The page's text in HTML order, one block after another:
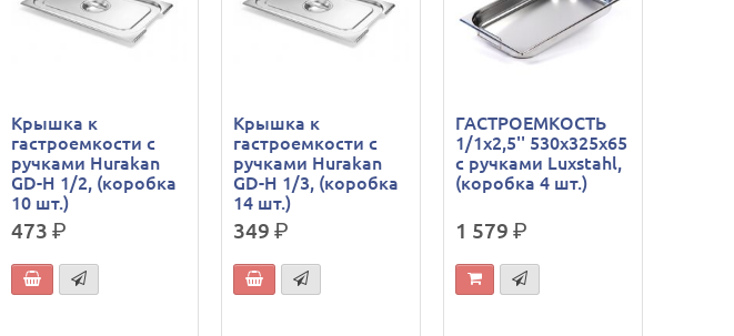
Крышка к
гастроемкости с
ручками Hurakan
GD-H 1/2, (коробка
10 шт.)
473 р.
Крышка к
гастроемкости с
ручками Hurakan
GD-H 1/3, (коробка
14 шт.)
349 р.
ГАСТРОЕМКОСТЬ
1/1х2,5'' 530х325х65
с ручками Luxstahl,
(коробка 4 шт.)
1 579 р.